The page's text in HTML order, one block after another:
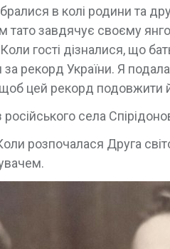
в колі родини та
тато завдячує своєму
Коли гості дізналися, що
рекорд України. Я
цей рекорд подовжити й
села
розпочалася Друга